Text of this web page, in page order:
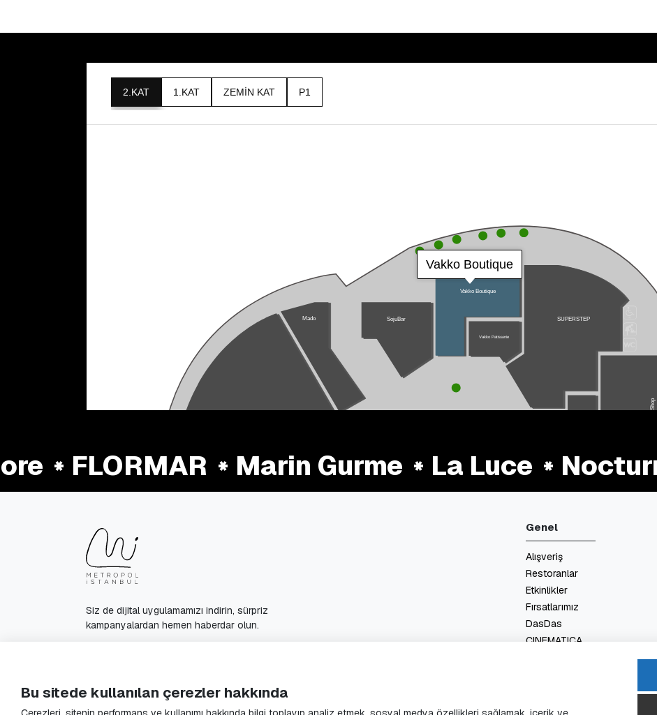
FLORMAR Marin Gurme La Luce Nocturne
Siz de dijital uygulamamızı indirin, sürpriz
kampanyalardan hemen haberdar olun.
Genel
Alışveriş
Restoranlar
Etkinlikler
Fırsatlarımız
DasDas
CINEMATICA
Bu sitede kullanılan çerezler hakkında